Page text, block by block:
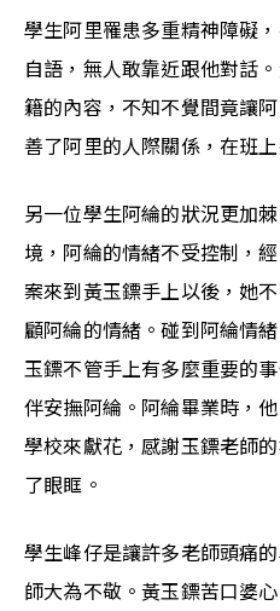
學生阿里罹患多重精神障礙
自語，無人敢靠近跟他對話
籍的內容，不知不覺間竟讓
善了阿里的人際關係，在班
另一位學生阿綸的狀況更加
境，阿綸的情緒不受控制，
案來到黃玉鏢手上以後，她
顧阿綸的情緒。碰到阿綸情
玉鏢不管手上有多麼重要的
伴安撫阿綸。阿綸畢業時，
學校來獻花，感謝玉鏢老師
了眼眶。
學生峰仔是讓許多老師頭痛
師大為不敬。黃玉鏢苦口婆